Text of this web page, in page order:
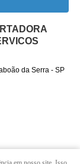
da Serra - SP